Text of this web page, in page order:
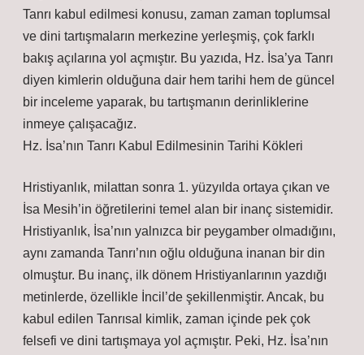
Tanrı kabul edilmesi konusu, zaman zaman toplumsal
ve dini tartışmaların merkezine yerleşmiş, çok farklı
bakış açılarına yol açmıştır. Bu yazıda, Hz. İsa’ya Tanrı
diyen kimlerin olduğuna dair hem tarihi hem de güncel
bir inceleme yaparak, bu tartışmanın derinliklerine
inmeye çalışacağız.
Hz. İsa’nın Tanrı Kabul Edilmesinin Tarihi Kökleri
Hristiyanlık, milattan sonra 1. yüzyılda ortaya çıkan ve
İsa Mesih’in öğretilerini temel alan bir inanç sistemidir.
Hristiyanlık, İsa’nın yalnızca bir peygamber olmadığını,
aynı zamanda Tanrı’nın oğlu olduğuna inanan bir din
olmuştur. Bu inanç, ilk dönem Hristiyanlarının yazdığı
metinlerde, özellikle İncil’de şekillenmiştir. Ancak, bu
kabul edilen Tanrısal kimlik, zaman içinde pek çok
felsefi ve dini tartışmaya yol açmıştır. Peki, Hz. İsa’nın